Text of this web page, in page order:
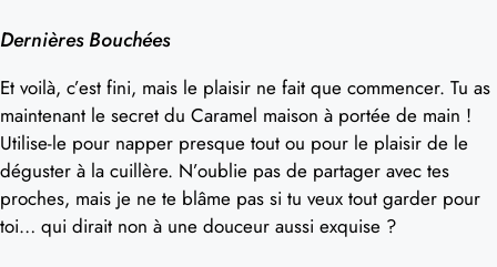
Dernières Bouchées
Et voilà, c’est fini, mais le plaisir ne fait que commencer. Tu as
maintenant le secret du Caramel maison à portée de main !
Utilise-le pour napper presque tout ou pour le plaisir de le
déguster à la cuillère. N’oublie pas de partager avec tes
proches, mais je ne te blâme pas si tu veux tout garder pour
toi… qui dirait non à une douceur aussi exquise ?